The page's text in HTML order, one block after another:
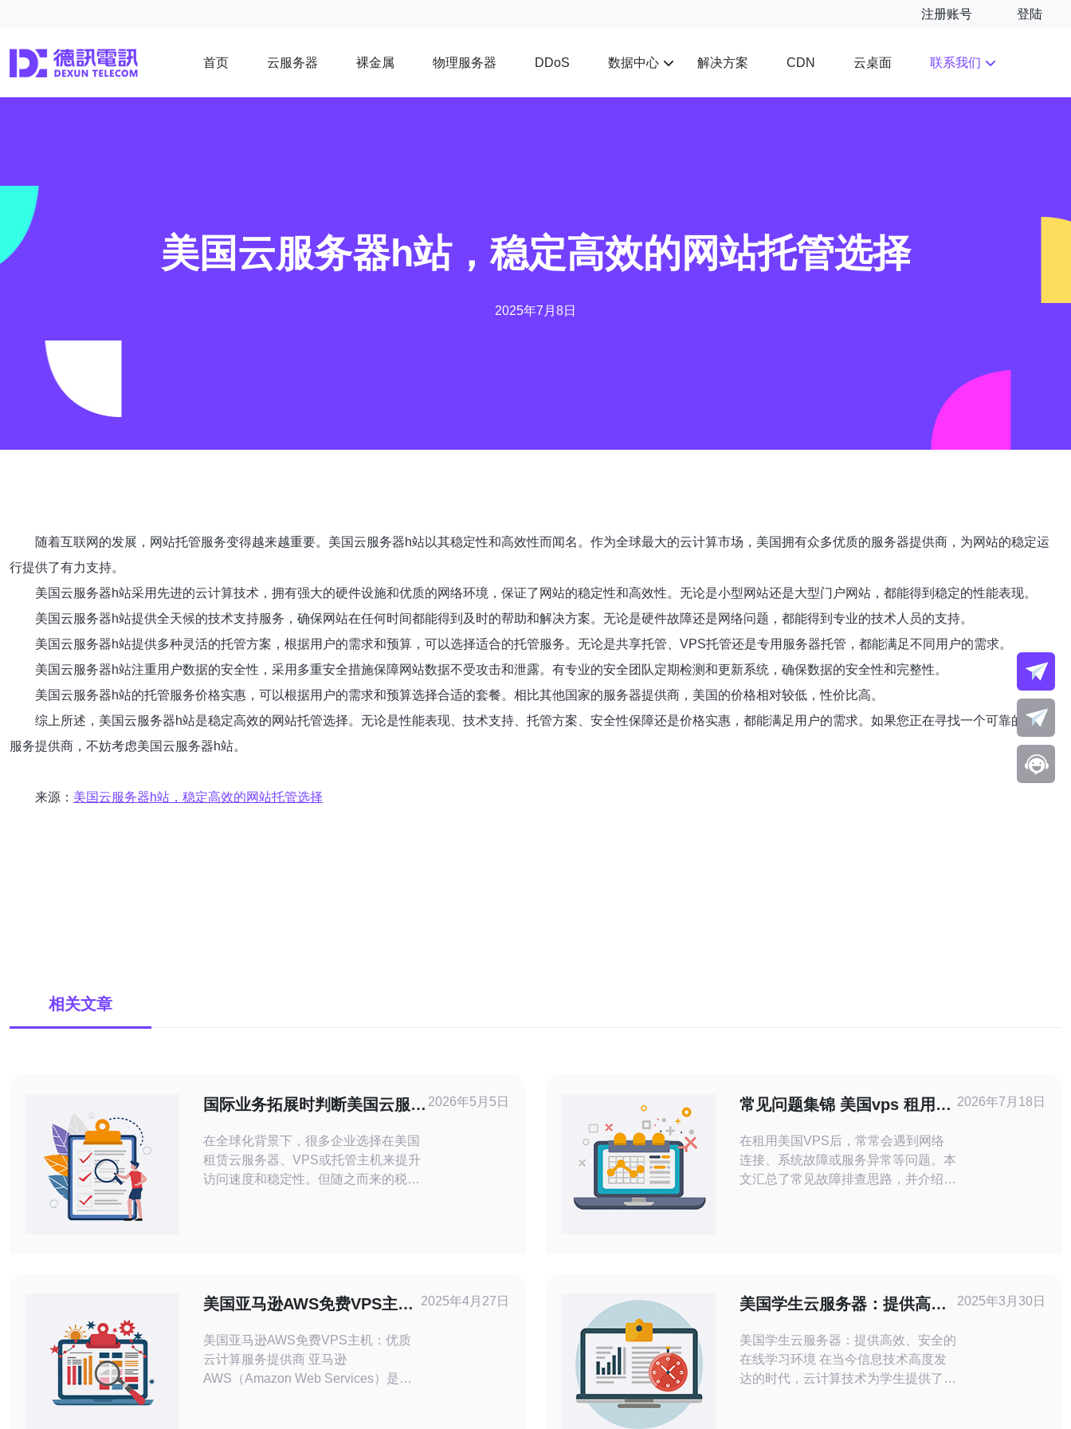
注册账号 登陆
首页 云服务器 裸金属 物理服务器 DDoS 数据中心 解决方案 CDN 云桌面 联系我们
美国云服务器h站，稳定高效的网站托管选择
2025年7月8日
随着互联网的发展，网站托管服务变得越来越重要。美国云服务器h站以其稳定性和高效性而闻名。作为全球最大的云计算市场，美国拥有众多优质的服务器提供商，为网站的稳定运
行提供了有力支持。
美国云服务器h站采用先进的云计算技术，拥有强大的硬件设施和优质的网络环境，保证了网站的稳定性和高效性。无论是小型网站还是大型门户网站，都能得到稳定的性能表现。
美国云服务器h站提供全天候的技术支持服务，确保网站在任何时间都能得到及时的帮助和解决方案。无论是硬件故障还是网络问题，都能得到专业的技术人员的支持。
美国云服务器h站提供多种灵活的托管方案，根据用户的需求和预算，可以选择适合的托管服务。无论是共享托管、VPS托管还是专用服务器托管，都能满足不同用户的需求。
美国云服务器h站注重用户数据的安全性，采用多重安全措施保障网站数据不受攻击和泄露。有专业的安全团队定期检测和更新系统，确保数据的安全性和完整性。
美国云服务器h站的托管服务价格实惠，可以根据用户的需求和预算选择合适的套餐。相比其他国家的服务器提供商，美国的价格相对较低，性价比高。
综上所述，美国云服务器h站是稳定高效的网站托管选择。无论是性能表现、技术支持、托管方案、安全性保障还是价格实惠，都能满足用户的需求。如果您正在寻找一个可靠的托管
服务提供商，不妨考虑美国云服务器h站。
来源： 美国云服务器h站，稳定高效的网站托管选择
相关文章
国际业务拓展时判断美国云服务
在全球化背景下，很多企业选择在美国
租赁云服务器、VPS或托管主机来提升
访问速度和稳定性。但随之而来的税务
（nexus/PE）与服务器物理位置。判断
标准包括服务器所在州或机房、是否在
2026年5月5日
常见问题集锦 美国vps 租用后
在租用美国VPS后，常常会遇到网络
连接、系统故障或服务异常等问题。本
文汇总了常见故障排查思路，并介绍可
始密码正确。若控制台无法访问，先排
查供应商通知或工单公告
2026年7月18日
美国亚马逊AWS免费VPS主
美国亚马逊AWS免费VPS主机：优质
云计算服务提供商 亚马逊
AWS（Amazon Web Services）是全
2025年4月27日
美国学生云服务器：提供高
美国学生云服务器：提供高效、安全的
在线学习环境 在当今信息技术高度发
达的时代，云计算技术为学生提供了更
2025年3月30日